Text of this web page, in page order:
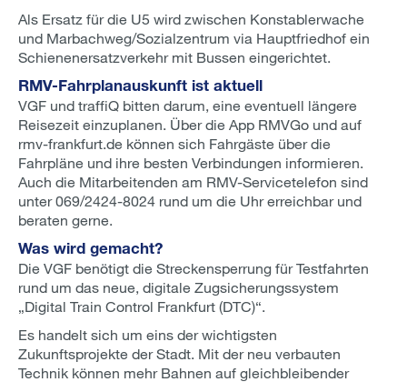
Als Ersatz für die U5 wird zwischen Konstablerwache
und Marbachweg/Sozialzentrum via Hauptfriedhof ein
Schienenersatzverkehr mit Bussen eingerichtet.
RMV-Fahrplanauskunft ist aktuell
VGF und traffiQ bitten darum, eine eventuell längere
Reisezeit einzuplanen. Über die App RMVGo und auf
rmv-frankfurt.de können sich Fahrgäste über die
Fahrpläne und ihre besten Verbindungen informieren.
Auch die Mitarbeitenden am RMV-Servicetelefon sind
unter 069/2424-8024 rund um die Uhr erreichbar und
beraten gerne.
Was wird gemacht?
Die VGF benötigt die Streckensperrung für Testfahrten
rund um das neue, digitale Zugsicherungssystem
„Digital Train Control Frankfurt (DTC)“.
Es handelt sich um eins der wichtigsten
Zukunftsprojekte der Stadt. Mit der neu verbauten
Technik können mehr Bahnen auf gleichbleibender